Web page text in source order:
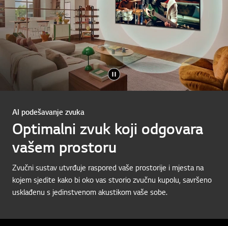
AI podešavanje zvuka
Optimalni zvuk koji odgovara
vašem prostoru
Zvučni sustav utvrđuje raspored vaše prostorije i mjesta na
kojem sjedite kako bi oko vas stvorio zvučnu kupolu, savršeno
usklađenu s jedinstvenom akustikom vaše sobe.